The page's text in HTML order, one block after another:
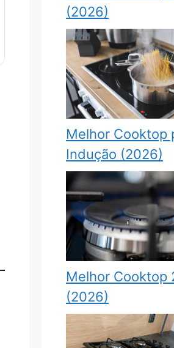
(2026)
Melhor Cooktop
Indução (2026)
Melhor Cooktop
(2026)